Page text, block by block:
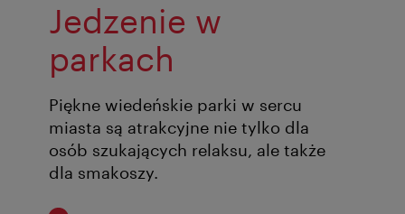
Jedzenie w
parkach
Piękne wiedeńskie parki w sercu
miasta są atrakcyjne nie tylko dla
osób szukających relaksu, ale także
dla smakoszy.